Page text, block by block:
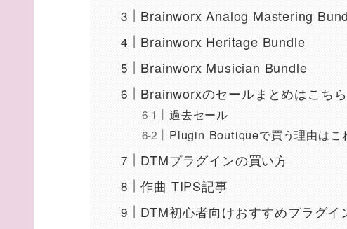
Brainworx Analog Mastering
Brainworx Heritage Bundle
Brainworx Musician Bundle
Brainworxのセールまとめはこちら
過去セール
Plugin Boutiqueで買う理由はこ
DTMプラグインの買い方
作曲 TIPS記事
DTM初心者向けおすすめプラグイ